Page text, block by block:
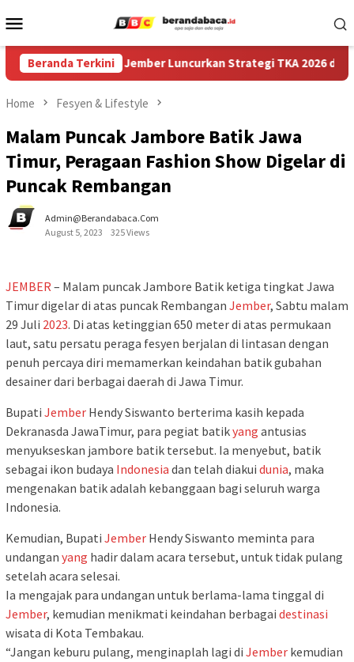
to
Menu
Beranda Terkini
Dinas Pendidikan Jember Luncurkan Strategi TKA 2026 dan
Home Fesyen & Lifestyle
Malam Puncak Jambore Batik Jawa
Timur, Peragaan Fashion Show Digelar di
Puncak Rembangan
Admin@berandabaca.com
August 5, 2023
325 Views
JEMBER– Malam puncak Jambore Batik ketiga tingkat Jawa
Timur digelar di atas puncak Rembangan Jember, Sabtu malam
29 Juli 2023. Di atas ketinggian 650 meter di atas permukaan
laut, satu persatu peraga fesyen berjalan di lintasan dengan
penuh percaya diri memamerkan keindahan batik gubahan
desainer dari berbagai daerah di Jawa Timur.
Bupati Jember Hendy Siswanto berterima kasih kepada
Dekranasda JawaTimur, para pegiat batikyang antusias
menyukseskan jambore batik tersebut. Ia menyebut, batik
sebagai ikon budaya Indonesia dan telah diakui dunia, maka
mengenakan batik adalah kebanggaan bagi seluruh warga
Indonesia.
Kemudian, Bupati Jember Hendy Siswanto meminta para
undangan yang hadir dalam acara tersebut, untuk tidak pulang
setelah acara selesai.
Ia mengajak para undangan untuk berlama-lama tinggal di
Jember, kemudian menikmati keindahan berbagai destinasi
wisata di Kota Tembakau.
“Jangan keburu pulang, menginaplah lagi di Jember kemudian